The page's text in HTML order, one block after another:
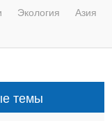
Экология Азия
темы